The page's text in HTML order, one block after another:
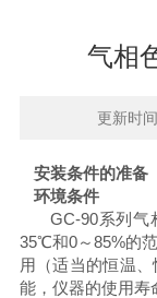
气相
更新时
安装条件的准备
环境条件
GC-90系列气
35℃和0～85%的
用（适当的恒温
能，仪器的使用寿